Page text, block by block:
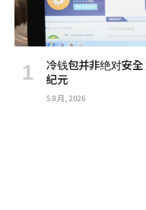
冷钱包并非绝对安
紀元
5 8 月, 2026